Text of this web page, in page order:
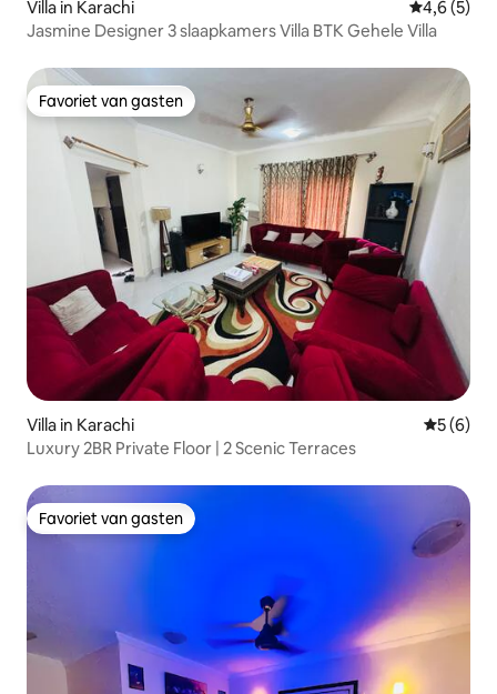
Villa in Karachi
4,6 (5)
Jasmine Designer 3 slaapkamers Villa BTK Gehele Villa
Favoriet van gasten
Favoriet van gasten
Villa in Karachi
5 (6)
Luxury 2BR Private Floor | 2 Scenic Terraces
Favoriet van gasten
Favoriet van gasten